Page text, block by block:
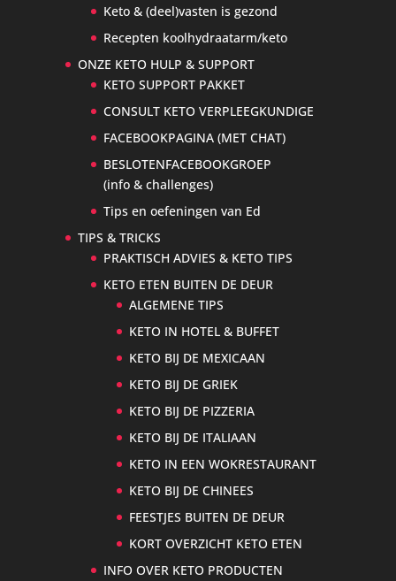
Keto & (deel)vasten is gezond
Recepten koolhydraatarm/keto
ONZE KETO HULP & SUPPORT
KETO SUPPORT PAKKET
CONSULT KETO VERPLEEGKUNDIGE
FACEBOOKPAGINA (MET CHAT)
BESLOTENFACEBOOKGROEP
(info & challenges)
Tips en oefeningen van Ed
TIPS & TRICKS
PRAKTISCH ADVIES & KETO TIPS
KETO ETEN BUITEN DE DEUR
ALGEMENE TIPS
KETO IN HOTEL & BUFFET
KETO BIJ DE MEXICAAN
KETO BIJ DE GRIEK
KETO BIJ DE PIZZERIA
KETO BIJ DE ITALIAAN
KETO IN EEN WOKRESTAURANT
KETO BIJ DE CHINEES
FEESTJES BUITEN DE DEUR
KORT OVERZICHT KETO ETEN
INFO OVER KETO PRODUCTEN